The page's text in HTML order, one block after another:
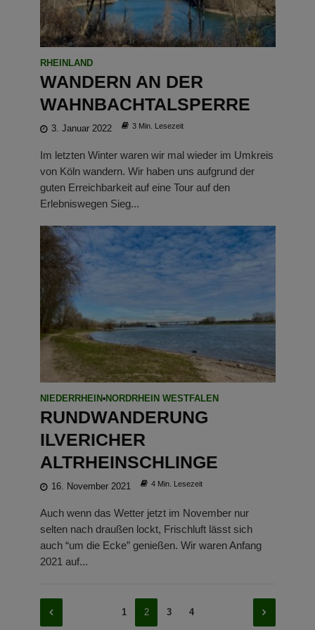
RHEINLAND
WANDERN AN DER
WAHNBACHTALSPERRE
3. Januar 2022 3 Min. Lesezeit
Im letzten Winter waren wir mal wieder im Umkreis
von Köln wandern. Wir haben uns aufgrund der
guten Erreichbarkeit auf eine Tour auf den
Erlebniswegen Sieg...
NIEDERRHEIN•NORDRHEIN WESTFALEN
RUNDWANDERUNG
ILVERICHER
ALTRHEINSCHLINGE
16. November 2021 4 Min. Lesezeit
Auch wenn das Wetter jetzt im November nur
selten nach draußen lockt, Frischluft lässt sich
auch “um die Ecke” genießen. Wir waren Anfang
2021 auf...
1 2 3 4